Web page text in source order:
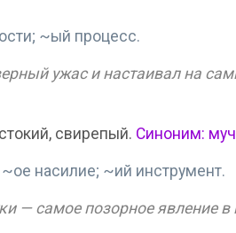
~ый процесс.
ужас и настаивал на
свирепый. Синоним:
насилие; ~ий инструмент.
— самое позорное явление